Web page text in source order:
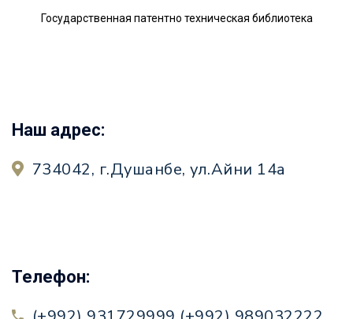
Государственная патентно техническая библиотека
Наш адрес:
734042, г.Душанбе, ул.Айни 14а
Телефон: